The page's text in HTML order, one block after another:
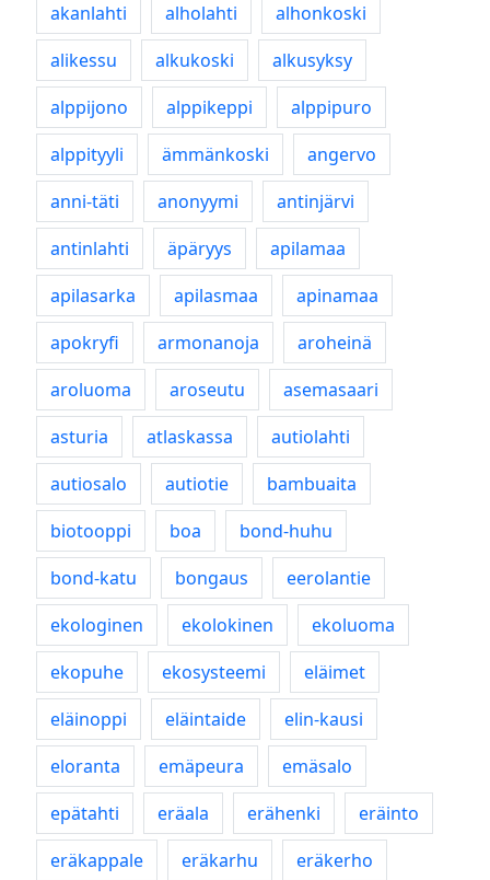
akanlahti
alholahti
alhonkoski
alikessu
alkukoski
alkusyksy
alppijono
alppikeppi
alppipuro
alppityyli
ämmänkoski
angervo
anni-täti
anonyymi
antinjärvi
antinlahti
äpäryys
apilamaa
apilasarka
apilasmaa
apinamaa
apokryfi
armonanoja
aroheinä
aroluoma
aroseutu
asemasaari
asturia
atlaskassa
autiolahti
autiosalo
autiotie
bambuaita
biotooppi
boa
bond-huhu
bond-katu
bongaus
eerolantie
ekologinen
ekolokinen
ekoluoma
ekopuhe
ekosysteemi
eläimet
eläinoppi
eläintaide
elin-kausi
eloranta
emäpeura
emäsalo
epätahti
eräala erähenki
eräinto
eräkappale
eräkarhu
eräkerho